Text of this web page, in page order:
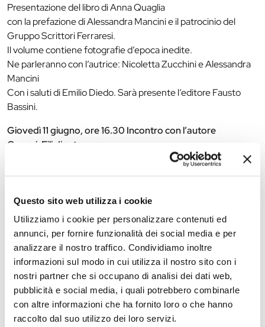
Questo sito web utilizza i cookie
Utilizziamo i cookie per personalizzare contenuti ed
annunci, per fornire funzionalità dei social media e per
analizzare il nostro traffico. Condividiamo inoltre
informazioni sul modo in cui utilizza il nostro sito con i
nostri partner che si occupano di analisi dei dati web,
pubblicità e social media, i quali potrebbero combinarle
con altre informazioni che ha fornito loro o che hanno
raccolto dal suo utilizzo dei loro servizi.
Presentazione del libro di Anna Quaglia
con la prefazione di Alessandra Mancini e il patrocinio del
Gruppo Scrittori Ferraresi.
Il volume contiene fotografie d’epoca inedite.
Ne parleranno con l’autrice: Nicoletta Zucchini e Alessandra
Mancini
Con i saluti di Emilio Diedo. Sarà presente l’editore Fausto
Bassini.
Giovedì 11 giugno, ore 16.30 Incontro con l’autore
Guanxi. Fili di seta pura
Conversazione sul romanzo di Enrico Gurioli
Dialoga con l’autore: Haohao Zheng.
spuntate” di Ferrara/Codigoro.
Venerdì 12 giugno, ore 16.30
Pietro Nenni e la Repubblica
Conferenza dell’On. Mauro Del Bue sulla figura e l’eredità
politica di Pietro Nenni
In dialogo con Paolo Rossi e Francesco Ruvinetti
Maggiori informazioni:https://archibiblio.comune.ferrara.it/